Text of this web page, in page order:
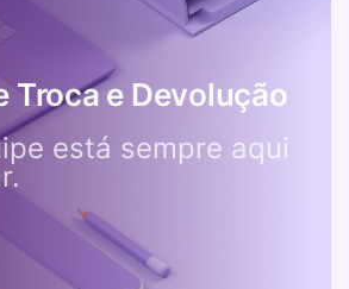
Troca e Devolução
está sempre aqui